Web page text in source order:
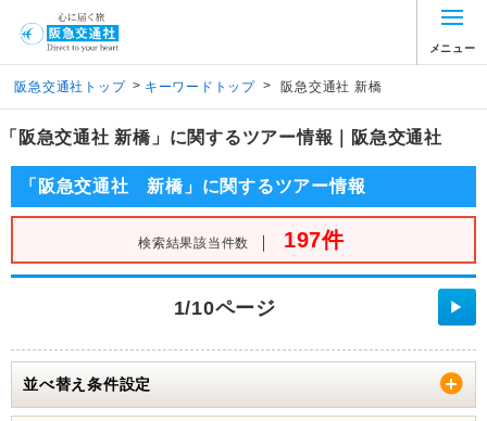
メニュー
阪急交通社トップ > キーワードトップ > 阪急交通社 新橋
「阪急交通社 新橋」に関するツアー情報｜阪急交通社
「阪急交通社 新橋」に関するツアー情報
検索結果該当件数 ｜ 197件
1/10ページ ▶
並べ替え条件設定